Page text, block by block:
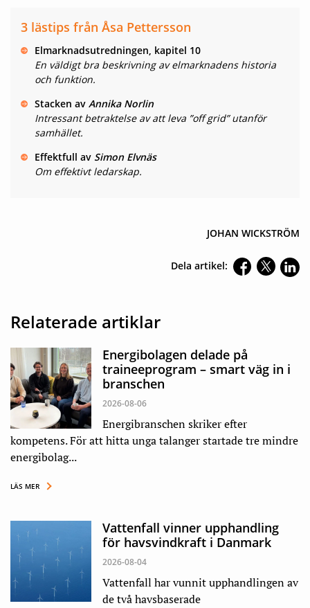
3 lästips från Åsa Pettersson
Elmarknads­utredningen, kapitel 10
En väldigt bra beskrivning av elmarknadens historia
och funktion.
Stacken av Annika Norlin
Intressant betraktelse av att leva ”off grid” utanför
samhället.
Effektfull av Simon Elvnäs
Om effektivt ledarskap.
JOHAN WICKSTRÖM
Dela artikel:
Relaterade artiklar
Energibolagen delade på
traineeprogram – smart väg in i
branschen
2026-08-06
Energibranschen skriker efter
kompetens. För att hitta unga talanger startade tre mindre
energibolag...
LÄS MER
Vattenfall vinner upphandling
för havsvindkraft i Danmark
2026-08-04
Vattenfall har vunnit upphandlingen av
de två havsbaserade